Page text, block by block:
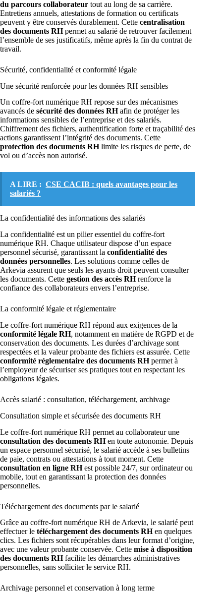
du parcours collaborateur tout au long de sa carrière.
Entretiens annuels, attestations de formation ou certificats
peuvent y être conservés durablement. Cette centralisation
des documents RHpermet au salarié de retrouver facilement
l’ensemble de ses justificatifs, même après la fin du contrat de
travail.
Sécurité, confidentialité et conformité légale
Une sécurité renforcée pour les données RH sensibles
Un coffre-fort numérique RH repose sur des mécanismes
avancés de sécurité des données RHafin de protéger les
informations sensibles de l’entreprise et des salariés.
Chiffrement des fichiers, authentification forte et traçabilité des
actions garantissent l’intégrité des documents. Cette
protection des documents RHlimite les risques de perte, de
vol ou d’accès non autorisé.
A LIRE : CSE CACIB : quels avantages pour les
salariés ?
La confidentialité des informations des salariés
La confidentialité est un pilier essentiel du coffre-fort
numérique RH. Chaque utilisateur dispose d’un espace
personnel sécurisé, garantissant la confidentialité des
données personnelles. Les solutions comme celles de
Arkevia assurent que seuls les ayants droit peuvent consulter
les documents. Cette gestion des accès RHrenforce la
confiance des collaborateurs envers l’entreprise.
La conformité légale et réglementaire
Le coffre-fort numérique RH répond aux exigences de la
conformité légale RH, notamment en matière de RGPD et de
conservation des documents. Les durées d’archivage sont
respectées et la valeur probante des fichiers est assurée. Cette
conformité réglementaire des documents RHpermet à
l’employeur de sécuriser ses pratiques tout en respectant les
obligations légales.
Accès salarié : consultation, téléchargement, archivage
Consultation simple et sécurisée des documents RH
Le coffre-fort numérique RH permet au collaborateur une
consultation des documents RHen toute autonomie. Depuis
un espace personnel sécurisé, le salarié accède à ses bulletins
de paie, contrats ou attestations à tout moment. Cette
consultation en ligne RHest possible 24/7, sur ordinateur ou
mobile, tout en garantissant la protection des données
personnelles.
Téléchargement des documents par le salarié
Grâce au coffre-fort numérique RH de Arkevia, le salarié peut
effectuer le téléchargement des documents RHen quelques
clics. Les fichiers sont récupérables dans leur format d’origine,
avec une valeur probante conservée. Cette mise à disposition
des documents RHfacilite les démarches administratives
personnelles, sans solliciter le service RH.
Archivage personnel et conservation à long terme